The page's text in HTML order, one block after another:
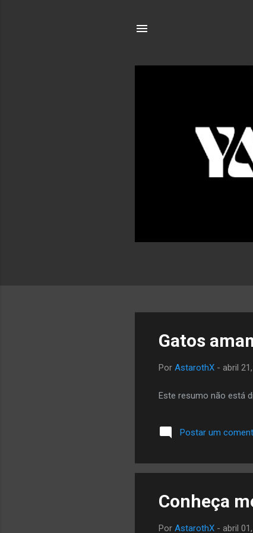
Gatos
Por AstarothX - abril
Este resumo não está
Postar um
Conheça
Por AstarothX - abril